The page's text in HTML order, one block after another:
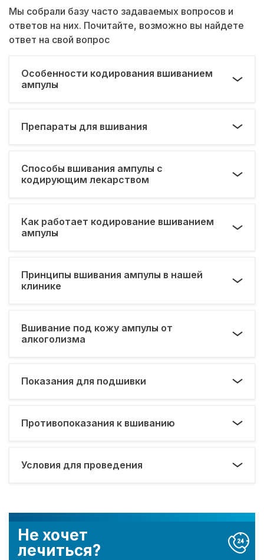
Не хочет
лечиться?
Мы собрали базу часто задаваемых вопросов и
ответов на них. Почитайте, возможно вы найдете
ответ на свой вопрос
Особенности кодирования вшиванием
ампулы
Препараты для вшивания
Способы вшивания ампулы с
кодирующим лекарством
Как работает кодирование вшиванием
ампулы
Принципы вшивания ампулы в нашей
клинике
Вшивание под кожу ампулы от
алкоголизма
Показания для подшивки
Противопоказания к вшиванию
Условия для проведения